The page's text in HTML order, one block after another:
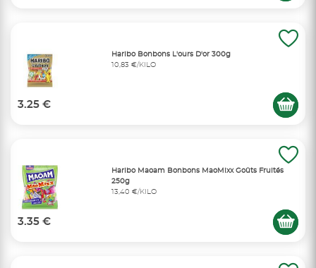
Haribo Bonbons L'ours D'or 300g
10,83 €/KILO
3.25 €
Haribo Maoam Bonbons MaoMixx Goûts Fruités
250g
13,40 €/KILO
3.35 €